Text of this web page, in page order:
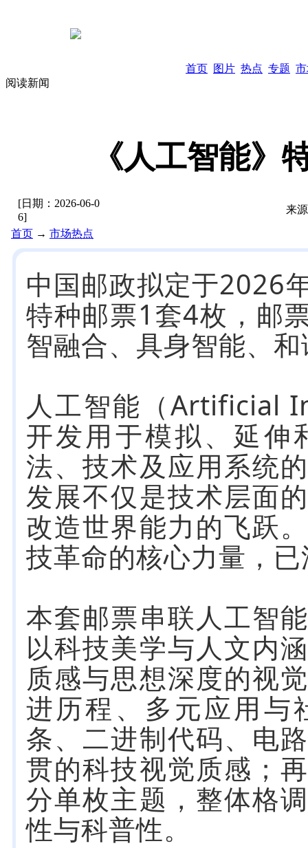
首页 图片 热点 专题
阅读新闻
《人工智能》
[日期： 2026-06-0
6]
来
首页 → 市场热点
中国邮政拟定于2026
特种邮票1套4枚，邮
智融合、具身智能、
人工智能（Artificial
开发用于模拟、延伸
法、技术及应用系统
发展不仅是技术层面
改造世界能力的飞跃
技革命的核心力量，
本套邮票串联人工智
以科技美学与人文内
质感与思想深度的视
进历程、多元应用与
条、二进制代码、电
贯的科技视觉质感；
分单枚主题，整体格
性与科普性。